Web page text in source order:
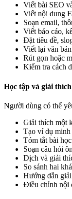
Viết bài SEO
Viết nội dung
Soạn email,
Viết báo cáo,
Đặt tiêu đề,
Viết lại văn
Rút gọn hoặc
Kiểm tra cách
Học tập và giải
Người dùng có thể
Giải thích một
Tạo ví dụ minh
Tóm tắt bài
Soạn câu hỏi
Dịch và giải
So sánh hai
Hướng dẫn
Điều chỉnh nội